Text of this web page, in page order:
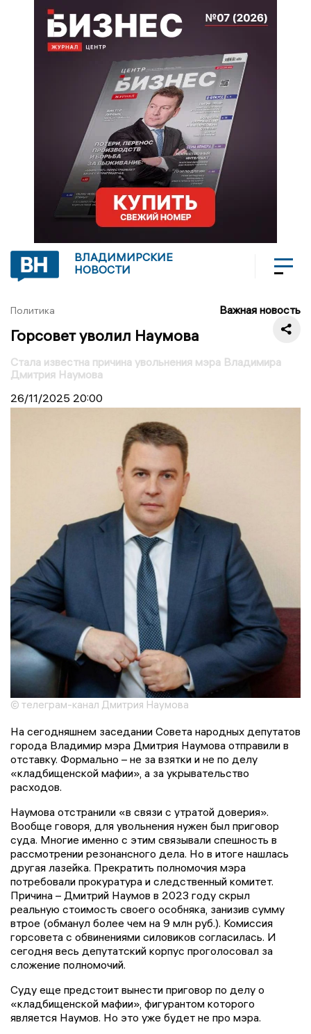
ВЛАДИМИРСКИЕ
НОВОСТИ
Политика Важная новость
Горсовет уволил Наумова
Стала известна причина увольнения мэра Владимира
Дмитрия Наумова
26/11/2025 20:00
© телеграм-канал Дмитрия Наумова
На сегодняшнем заседании Совета народных депутатов
города Владимир мэра Дмитрия Наумова отправили в
отставку. Формально – не за взятки и не по делу
«кладбищенской мафии», а за укрывательство
расходов.
Наумова отстранили «в связи с утратой доверия».
Вообще говоря, для увольнения нужен был приговор
суда. Многие именно с этим связывали спешность в
рассмотрении резонансного дела. Но в итоге нашлась
другая лазейка. Прекратить полномочия мэра
потребовали прокуратура и следственный комитет.
Причина – Дмитрий Наумов в 2023 году скрыл
реальную стоимость своего особняка, занизив сумму
втрое (обманул более чем на 9 млн руб.). Комиссия
горсовета с обвинениями силовиков согласилась. И
сегодня весь депутатский корпус проголосовал за
сложение полномочий.
Суду еще предстоит вынести приговор по делу о
«кладбищенской мафии», фигурантом которого
является Наумов. Но это уже будет не про мэра.